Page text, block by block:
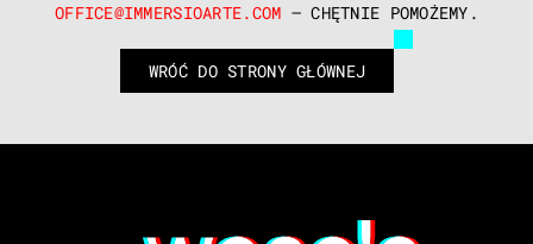
OFFICE@IMMERSIOARTE.COM – CHĘTNIE POMOŻEMY.
WRÓĆ DO STRONY GŁÓWNEJ